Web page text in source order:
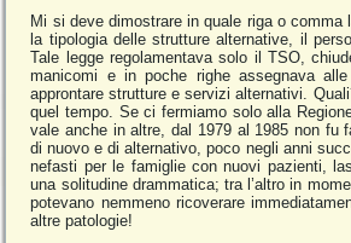
Mi si deve dimostrare in quale riga o comma
la tipologia delle strutture alternative, il
Tale legge regolamentava solo il TSO,
manicomi e in poche righe assegnava
approntare strutture e servizi alternativi.
quel tempo. Se ci fermiamo solo alla
vale anche in altre, dal 1979 al 1985 non fu
di nuovo e di alternativo, poco negli anni
nefasti per le famiglie con nuovi pazienti,
una solitudine drammatica; tra l’altro in
potevano nemmeno ricoverare
altre patologie!